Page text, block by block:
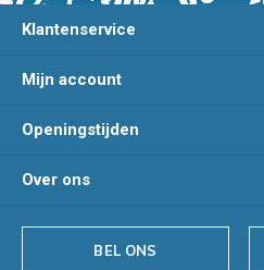
Klantenservice
Mijn account
Openingstijden
Over ons
BEL ONS